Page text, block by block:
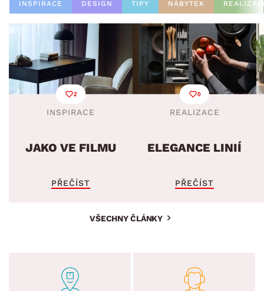
INSPIRACE DESIGN TIPY NÁBYTEK
2
INSPIRACE
JAKO VE FILMU
PŘEČÍST
0
REALIZACE
ELEGANCE LINIÍ
PŘEČÍST
VŠECHNY ČLÁNKY